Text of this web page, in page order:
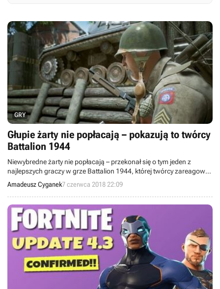
GRY
Głupie żarty nie popłacają – pokazują to twórcy
Battalion 1944
Niewybredne żarty nie popłacają – przekonał się o tym jeden z
najlepszych graczy w grze Battalion 1944, której twórcy zareagowali
na jego nieprzemyślane teksty w bardzo sugestywny sposób.
Amadeusz Cyganek7 czerwca 2018 22:09